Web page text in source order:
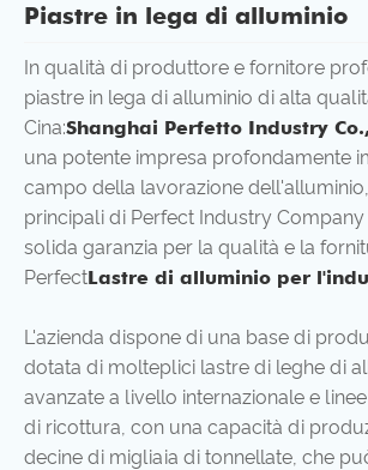
Piastre in lega di alluminio
In qualità di produttore e fornitore
piastre in lega di alluminio di alta
Cina:Shanghai Perfetto Industry
una potente impresa profondamente
campo della lavorazione
principali di Perfect Industry
solida garanzia per la qualità e la
PerfectLastre di alluminio per
L'azienda dispone di una base di
dotata di molteplici lastre di leghe di
avanzate a livello internazionale e
di ricottura, con una capacità di
decine di migliaia di tonnellate, che